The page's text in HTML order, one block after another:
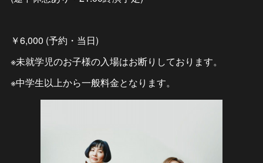
￥6,000 (予約・当日)
※未就学児のお子様の入場はお断りしております。
※中学生以上から一般料金となります。